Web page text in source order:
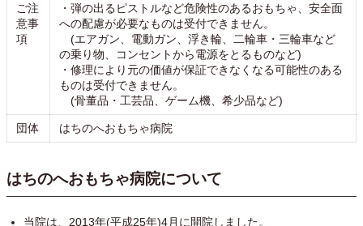
ご注
意事
項
・弾の出るピストルなど危険性のあるおもちゃ、安全面
への配慮が必要なものは受付できません。
(エアガン、電動ガン、浮き輪、二輪車・三輪車など
の乗り物、コンセントから電源をとるものなど)
・修理により元の価値が保証できなくなる可能性のある
ものは受付できません。
(骨董品・工芸品、ゲーム機、希少品など)
団体 はちのへおもちゃ病院
はちのへおもちゃ病院について
当院は、2013年(平成25年)4月に開院しました。